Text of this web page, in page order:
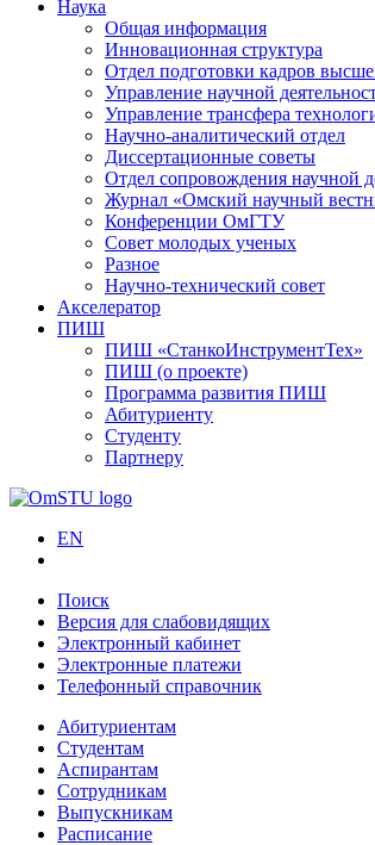
Наука
Общая информация
Инновационная структура
Отдел подготовки кадров
Управление научной
Управление трансфера
Научно-аналитический отдел
Диссертационные советы
Отдел сопровождения научной
Журнал «Омский научный
Конференции ОмГТУ
Совет молодых ученых
Разное
Научно-технический совет
Акселератор
ПИШ
ПИШ «СтанкоИнструментТех»
ПИШ (о проекте)
Программа развития ПИШ
Абитуриенту
Студенту
Партнеру
EN
Поиск
Версия для слабовидящих
Электронный кабинет
Электронные платежи
Телефонный справочник
Абитуриентам
Студентам
Аспирантам
Сотрудникам
Выпускникам
Расписание